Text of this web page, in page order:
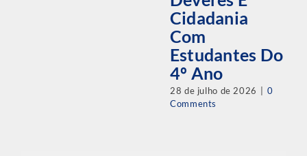
Cidadania
Com
Estudantes Do
4º Ano
28 de julho de 2026
0
Comments